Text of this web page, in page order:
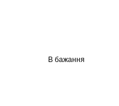
В бажання